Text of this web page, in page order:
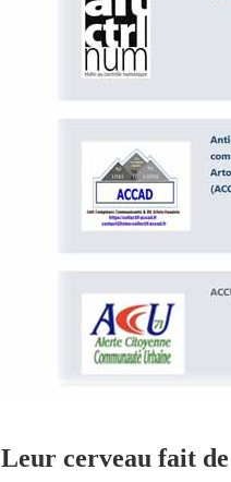
Leur cerveau fait